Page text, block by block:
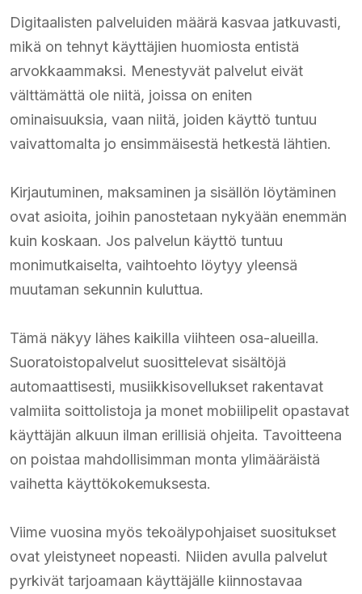
Digitaalisten palveluiden määrä kasvaa jatkuvasti,
mikä on tehnyt käyttäjien huomiosta entistä
arvokkaammaksi. Menestyvät palvelut eivät
välttämättä ole niitä, joissa on eniten
ominaisuuksia, vaan niitä, joiden käyttö tuntuu
vaivattomalta jo ensimmäisestä hetkestä lähtien.
Kirjautuminen, maksaminen ja sisällön löytäminen
ovat asioita, joihin panostetaan nykyään enemmän
kuin koskaan. Jos palvelun käyttö tuntuu
monimutkaiselta, vaihtoehto löytyy yleensä
muutaman sekunnin kuluttua.
Tämä näkyy lähes kaikilla viihteen osa-alueilla.
Suoratoistopalvelut suosittelevat sisältöjä
automaattisesti, musiikkisovellukset rakentavat
valmiita soittolistoja ja monet mobiilipelit opastavat
käyttäjän alkuun ilman erillisiä ohjeita. Tavoitteena
on poistaa mahdollisimman monta ylimääräistä
vaihetta käyttökokemuksesta.
Viime vuosina myös tekoälypohjaiset suositukset
ovat yleistyneet nopeasti. Niiden avulla palvelut
pyrkivät tarjoamaan käyttäjälle kiinnostavaa